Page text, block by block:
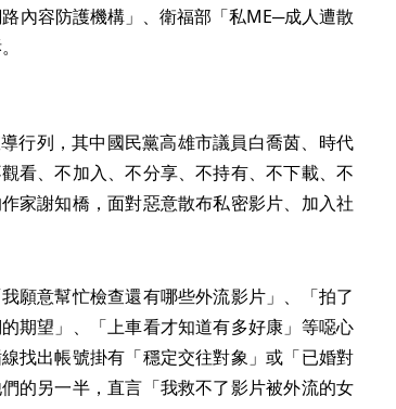
內容防護機構」、衛福部「私ME─成人遭散
行列，其中國民黨高雄市議員白喬茵、時代
看、不加入、不分享、不持有、不下載、不
家謝知橋，面對惡意散布私密影片、加入社
願意幫忙檢查還有哪些外流影片」、「拍了
期望」、「上車看才知道有多好康」等噁心
找出帳號掛有「穩定交往對象」或「已婚對
的另一半，直言「我救不了影片被外流的女